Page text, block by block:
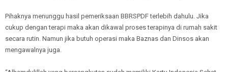
Pihaknya menunggu hasil pemeriksaan BBRSPDF terlebih dahulu. Jika
cukup dengan terapi maka akan dikawal proses terapinya di rumah sakit
secara rutin. Namun jika butuh operasi maka Baznas dan Dinsos akan
mengawalnya juga.